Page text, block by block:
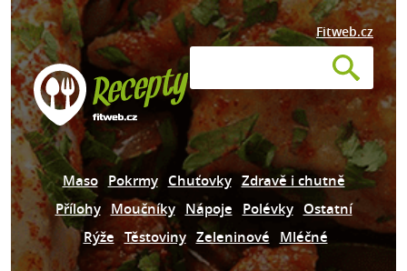
Fitweb.cz
Maso Pokrmy Chuťovky Zdravě i chutně
Přílohy Moučníky Nápoje Polévky Ostatní
Rýže Těstoviny Zeleninové Mléčné